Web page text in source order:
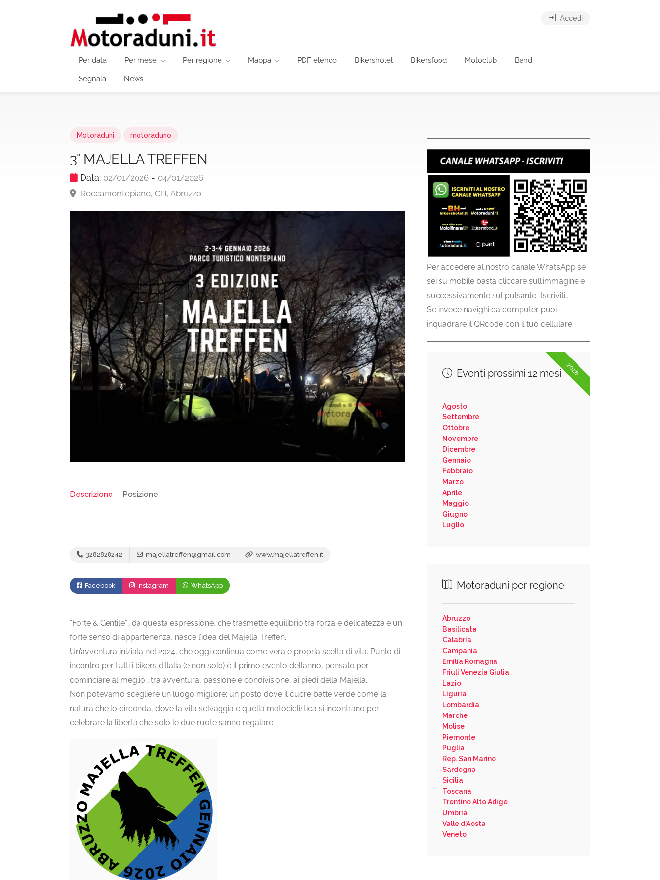
Per data Per mese Per regione Mappa PDF elenco Bikershotel Bikersfood Motoclub Band
Segnala News
Accedi
Motoraduni motoraduno
3° MAJELLA TREFFEN
Data: 02/01/2026 - 04/01/2026
Roccamontepiano, CH, Abruzzo
Descrizione Posizione
3282828242 majellatreffen@gmail.com www.majellatreffen.it
Facebook Instagram WhatsApp
“Forte & Gentile”… da questa espressione, che trasmette equilibrio tra forza e delicatezza e un
forte senso di appartenenza, nasce l’idea del Majella Treffen.
Un’avventura iniziata nel 2024, che oggi continua come vera e propria scelta di vita. Punto di
incontro per tutti i bikers d’Italia (e non solo) è il primo evento dell’anno, pensato per
cominciare al meglio… tra avventura, passione e condivisione, ai piedi della Majella.
Non potevamo scegliere un luogo migliore: un posto dove il cuore batte verde come la
natura che lo circonda, dove la vita selvaggia e quella motociclistica si incontrano per
celebrare la libertà che solo le due ruote sanno regalare.
Per accedere al nostro canale WhatsApp se
sei su mobile basta cliccare sull’immagine e
successivamente sul pulsante “Iscriviti”.
Se invece navighi da computer puoi
inquadrare il QRcode con il tuo cellulare.
2026
Eventi prossimi 12 mesi
Agosto
Settembre
Ottobre
Novembre
Dicembre
Gennaio
Febbraio
Marzo
Aprile
Maggio
Giugno
Luglio
Motoraduni per regione
Abruzzo
Basilicata
Calabria
Campania
Emilia Romagna
Friuli Venezia Giulia
Lazio
Liguria
Lombardia
Marche
Molise
Piemonte
Puglia
Rep. San Marino
Sardegna
Sicilia
Toscana
Trentino Alto Adige
Umbria
Valle d'Aosta
Veneto